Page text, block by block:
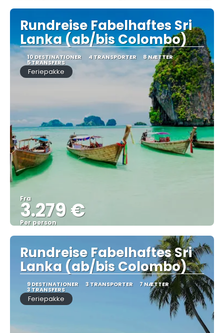
Se
Rundreise Fabelhaftes Sri
Lanka (ab/bis Colombo)
10 DESTINATIONER 4 TRANSPORTER 8 NÆTTER
5 TRANSFERS
Feriepakke
Fra
3.279 €
Per person
Se
Rundreise Fabelhaftes Sri
Lanka (ab/bis Colombo)
9 DESTINATIONER 3 TRANSPORTER 7 NÆTTER
3 TRANSFERS
Feriepakke